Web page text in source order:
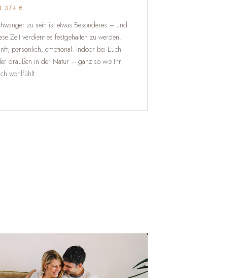
374 €
zu sein ist etwas Besonderes – und
Zeit verdient es festgehalten zu werden.
persönlich, emotional. Indoor bei Euch
draußen in der Natur – ganz so wie Ihr
wohlfühlt.